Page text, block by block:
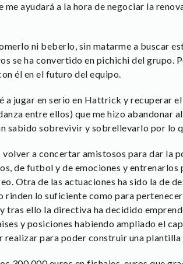
me ayudará a la hora de negociar la
ni beberlo, sin matarme a buscar
se ha convertido en pichichi del grupo.
él en el futuro del equipo.
a jugar en serio en Hattrick y recuperar
entre ellos) que me hizo abandonar
sabido sobrevivir y sobrellevarlo por lo
volver a concertar amistosos para dar la
de futbol y de emociones y entrenarlos
Otra de las actuaciones ha sido la de
rinden lo suficiente como para
tras ello la directiva ha decidido
y posiciones habiendo ampliado el
realizar para poder construir una